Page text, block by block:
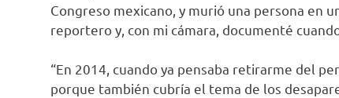
Congreso mexicano, y murió una persona en
reportero y, con mi cámara, documenté
“En 2014, cuando ya pensaba retirarme del
porque también cubría el tema de los